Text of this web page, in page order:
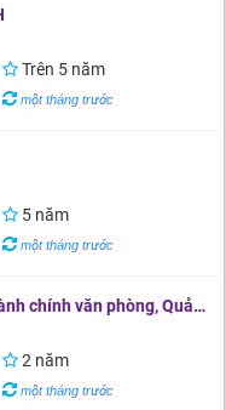
Trên 5 năm
một tháng trước
5 năm
một tháng trước
chính văn phòng, Quản lý
2 năm
một tháng trước